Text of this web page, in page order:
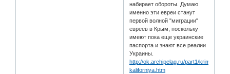
набирает обороты. Думаю
именно эти евреи станут
первой волной "миграции"
евреев в Крым, поскольку
имеют пока еще украинские
паспорта и знают все реалии
Украины.
http://ok.archipelag.ru/part1/krimskaya-
kaliforniya.htm